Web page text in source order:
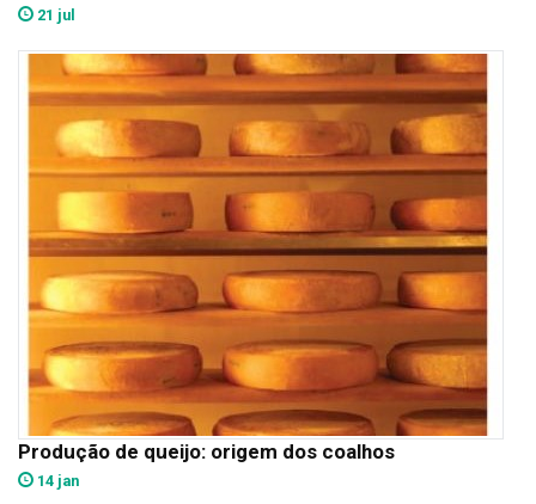
21 jul
Produção de queijo: origem dos coalhos
14 jan